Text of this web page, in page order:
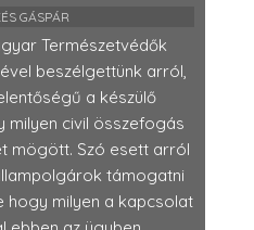
GÁSPÁR
Természetvédők
beszélgettünk arról,
a készülő
milyen civil összefogás
mögött. Szó esett arról
támogatni
hogy milyen a kapcsolat